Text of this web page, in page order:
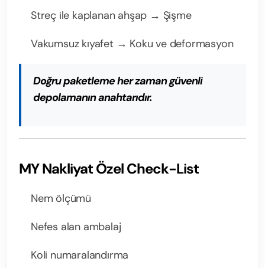
Streç ile kaplanan ahşap → Şişme
Vakumsuz kıyafet → Koku ve deformasyon
Doğru paketleme her zaman güvenli
depolamanın anahtarıdır.
MY Nakliyat Özel Check-List
Nem ölçümü
Nefes alan ambalaj
Koli numaralandırma